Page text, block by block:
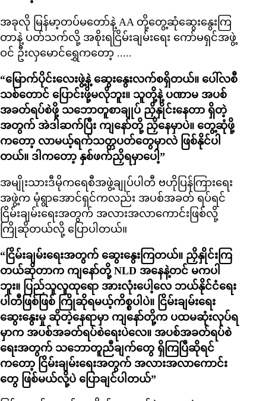
အခုလို မြန်မာ့တပ်မတော်နဲ့ AA တို့တွေ့ဆုံဆွေးနွေးကြ
တာနဲ့ ပတ်သက်လို့ အစိုးရငြိမ်းချမ်းရေး ကော်မရှင်အဖွဲ့
ဝင် ဦးလှမောင်ရွှေကတော့ .....
“မြောက်ပိုင်းလေးဖွဲ့နဲ့ ဆွေးနွေးလက်စရှိတယ်။ ပေါ်လစီ
သစ်တောင် ပြောင်းဖို့မလိုဘူး။ သူတို့နဲ့ ပဏာမ အပစ်
အခတ်ရပ်စဲဖို့ သဘောတူစာချုပ် ညှိနှိုင်းနေတာ ရှိတဲ့
အတွက် အဲဒါဆက်ပြီး ကျနော်တို့ ညှိနေမှာပဲ။ တွေ့ဆုံဖို့
ကတော့ လာမယ့်ရက်သတ္တပတ်တွေမှာလဲ ဖြစ်နိုင်ပါ
တယ်။ ဒါကတော့ နှစ်ဖက်ညှိရမှာပေါ့”
အမျိုးသားဒီမိုကရေစီအဖွဲ့ချုပ်ပါတီ ဗဟိုပြန်ကြားရေး
အဖွဲ့က မုံရွာအောင်ရှင်ကလည်း အပစ်အခတ် ရပ်ရင်
ငြိမ်းချမ်းရေးအတွက် အလားအလာကောင်းဖြစ်လို့
ကြိုဆိုတယ်လို့ ပြောပါတယ်။
“ငြိမ်းချမ်းရေးအတွက် ဆွေးနွေးကြတယ်။ ညှိနှိုင်းကြ
တယ်ဆိုတာက ကျနော်တို့ NLD အနေနဲ့တင် မကပါ
ဘူး။ ပြည်သူလူထုရော အားလုံးပေါ့လေ ဘယ်နိုင်ငံရေး
ပါတီဖြစ်ဖြစ် ကြိုဆိုရမယ့်ကိစ္စပါပဲ။ ငြိမ်းချမ်းရေး
ဆွေးနွေးမှု ဆိုတဲ့နေရာမှာ ကျနော်တို့က ပထမဆုံးလုပ်ရ
မှာက အပစ်အခတ်ရပ်စဲရေးပဲလေ။ အပစ်အခတ်ရပ်စဲ
ရေးအတွက် သဘောတူညီချက်တွေ ရှိကြပြီဆိုရင်
ကတော့ ငြိမ်းချမ်းရေးအတွက် အလားအလာကောင်း
တွေ ဖြစ်မယ်လို့ပဲ ပြောချင်ပါတယ်”